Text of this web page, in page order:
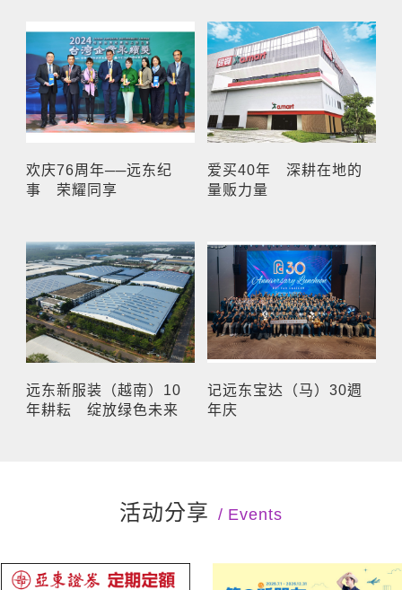
欢庆76周年──远东纪
事 荣耀同享
爱买40年 深耕在地的
量贩力量
远东新服装（越南）10
年耕耘 绽放绿色未来
记远东宝达（马）30週
年庆
活动分享 Events